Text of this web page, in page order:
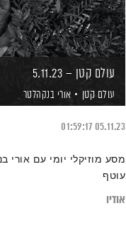
עולם קטן – 5.11.23
עולם קטן אורי בנקהלטר
05.11.23
01:59:17
מסע מוזיקלי יומי עם אורי
עוטף
אודיו